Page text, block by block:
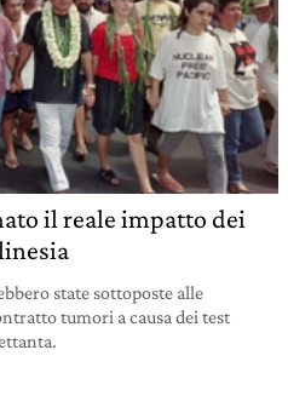
il reale impatto dei
state sottoposte alle
tumori a causa dei test